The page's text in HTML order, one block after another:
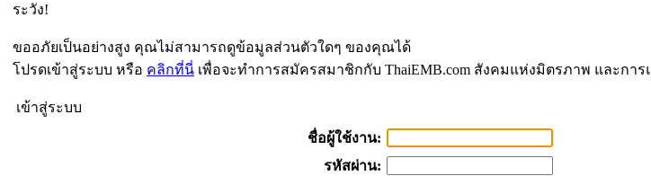
ระวัง!
ขออภัยเป็นอย่างสูง คุณไม่สามารถดูข้อมูลส่วนตัวใดๆ ของคุณได้
โปรดเข้าสู่ระบบ หรือ คลิกที่นี่ เพื่อจะทำการสมัครสมาชิกกับ ThaiEMB.com สังคมแห่งมิตรภาพ และการ
เข้าสู่ระบบ
ชื่อผู้ใช้งาน:
รหัสผ่าน: